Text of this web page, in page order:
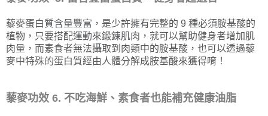
藜麥蛋白質含量豐富，是少許擁有完整的 9 種必須胺基酸的
植物，只要搭配運動來鍛鍊肌肉，就可以幫助健身者增加肌
肉量，而素食者無法攝取到肉類中的胺基酸，也可以透過藜
麥中特殊的蛋白質經由人體分解成胺基酸來獲得唷！
藜麥功效 6. 不吃海鮮、素食者也能補充健康油脂